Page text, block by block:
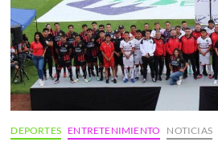
DEPORTES ENTRETENIMIENTO NOTICIAS